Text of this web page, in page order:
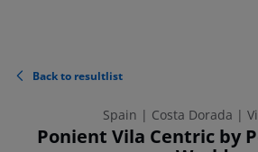
Back to resultlist
Spain | Costa Dorada |
Ponient Vila Centric by